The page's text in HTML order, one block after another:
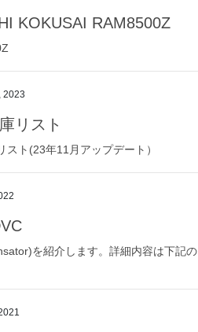
KOKUSAI RAM8500Z
2023
リスト
スト(23年11月アップデート）
を紹介します。詳細内容は下記